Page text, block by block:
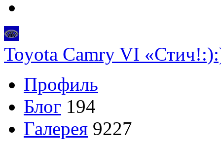
Toyota Camry VI
Профиль
Блог 194
Галерея 9227